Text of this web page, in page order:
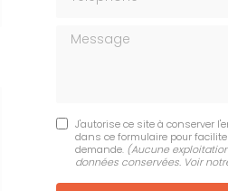
Message
J'autorise ce site à conserver
dans ce formulaire pour
demande. (Aucune
données conservées. Voir